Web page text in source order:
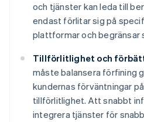
och tjänster kan leda till
endast förlitar sig på
plattformar och begränsar
Tillförlitlighet och
måste balansera förfining
kundernas förväntningar
tillförlitlighet. Att snabbt
integrera tjänster för